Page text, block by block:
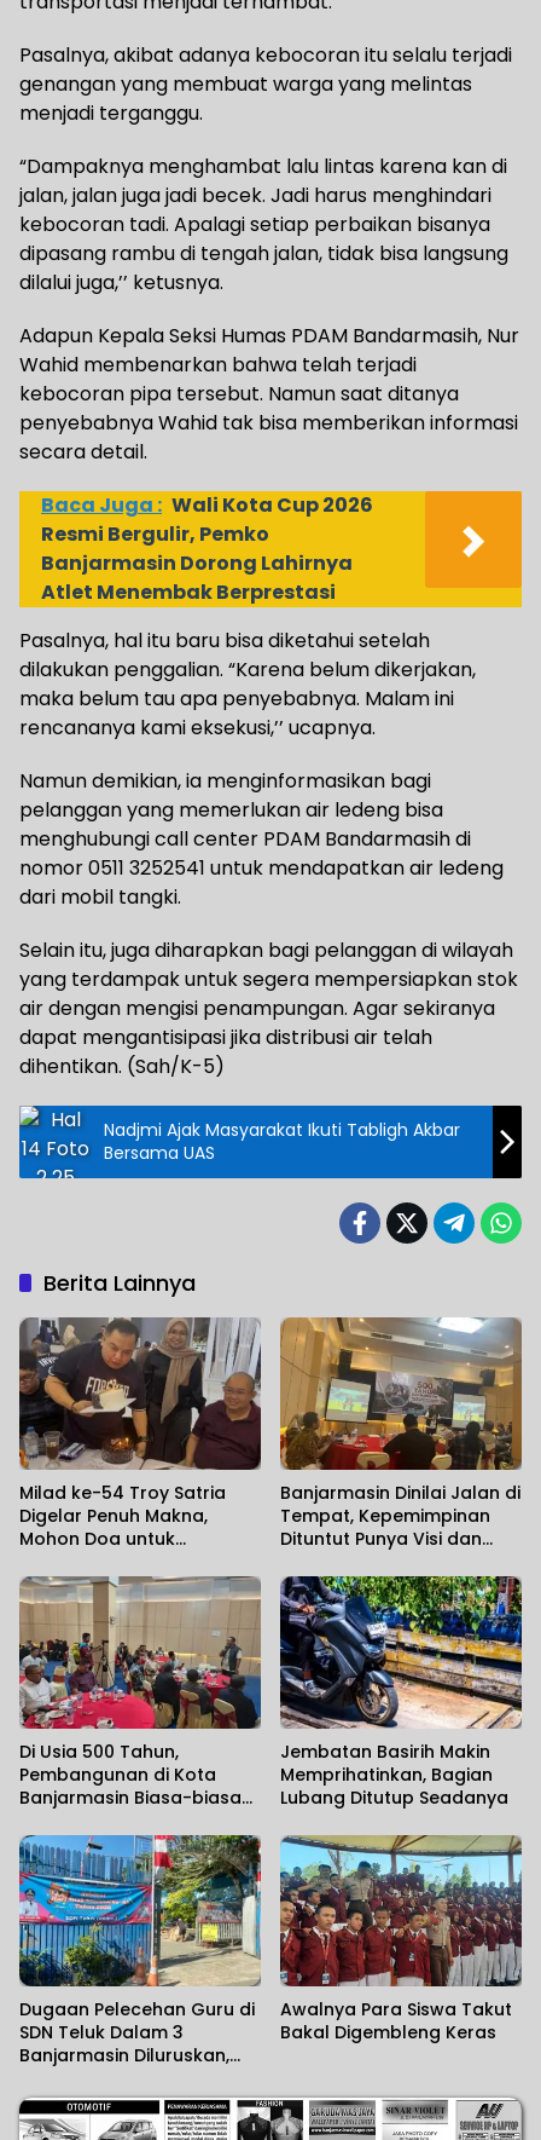
Pasalnya, akibat adanya kebocoran itu selalu terjadi
genangan yang membuat warga yang melintas
menjadi terganggu.
“Dampaknya menghambat lalu lintas karena kan di
jalan, jalan juga jadi becek. Jadi harus menghindari
kebocoran tadi. Apalagi setiap perbaikan bisanya
dipasang rambu di tengah jalan, tidak bisa langsung
dilalui juga,’’ ketusnya.
Adapun Kepala Seksi Humas PDAM Bandarmasih, Nur
Wahid membenarkan bahwa telah terjadi
kebocoran pipa tersebut. Namun saat ditanya
penyebabnya Wahid tak bisa memberikan informasi
secara detail.
Baca Juga : Wali Kota Cup 2026
Resmi Bergulir, Pemko
Banjarmasin Dorong Lahirnya
Atlet Menembak Berprestasi
Pasalnya, hal itu baru bisa diketahui setelah
dilakukan penggalian. “Karena belum dikerjakan,
maka belum tau apa penyebabnya. Malam ini
rencananya kami eksekusi,’’ ucapnya.
Namun demikian, ia menginformasikan bagi
pelanggan yang memerlukan air ledeng bisa
menghubungi call center PDAM Bandarmasih di
nomor 0511 3252541 untuk mendapatkan air ledeng
dari mobil tangki.
Selain itu, juga diharapkan bagi pelanggan di wilayah
yang terdampak untuk segera mempersiapkan stok
air dengan mengisi penampungan. Agar sekiranya
dapat mengantisipasi jika distribusi air telah
dihentikan. (Sah/K-5)
Nadjmi Ajak Masyarakat Ikuti Tabligh Akbar
Bersama UAS
Berita Lainnya
Milad ke-54 Troy Satria
Digelar Penuh Makna,
Mohon Doa untuk
Post
Banjarmasin Dinilai Jalan di
Tempat, Kepemimpinan
Dituntut Punya Visi dan
Di Usia 500 Tahun,
Pembangunan di Kota
Banjarmasin Biasa-biasa
Jembatan Basirih Makin
Memprihatinkan, Bagian
Lubang Ditutup Seadanya
Dugaan Pelecehan Guru di
SDN Teluk Dalam 3
Banjarmasin Diluruskan,
Paham
Awalnya Para Siswa Takut
Bakal Digembleng Keras